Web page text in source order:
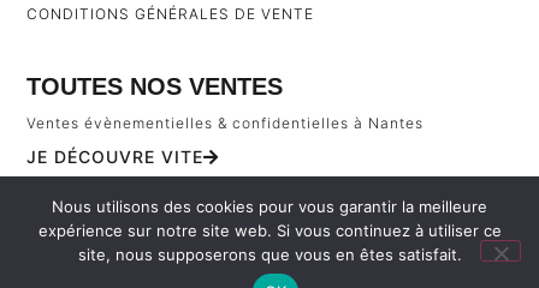
CONDITIONS GÉNÉRALES DE VENTE
TOUTES NOS VENTES
Ventes évènementielles & confidentielles à Nantes
JE DÉCOUVRE VITE
Nous utilisons des cookies pour vous garantir la meilleure
expérience sur notre site web. Si vous continuez à utiliser ce
site, nous supposerons que vous en êtes satisfait.